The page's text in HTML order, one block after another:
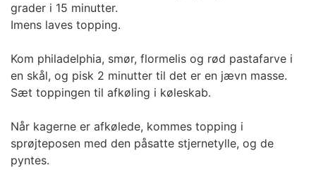
grader i 15 minutter.
Imens laves topping.
Kom philadelphia, smør, flormelis og rød pastafarve i
en skål, og pisk 2 minutter til det er en jævn masse.
Sæt toppingen til afkøling i køleskab.
Når kagerne er afkølede, kommes topping i
sprøjteposen med den påsatte stjernetylle, og de
pyntes.